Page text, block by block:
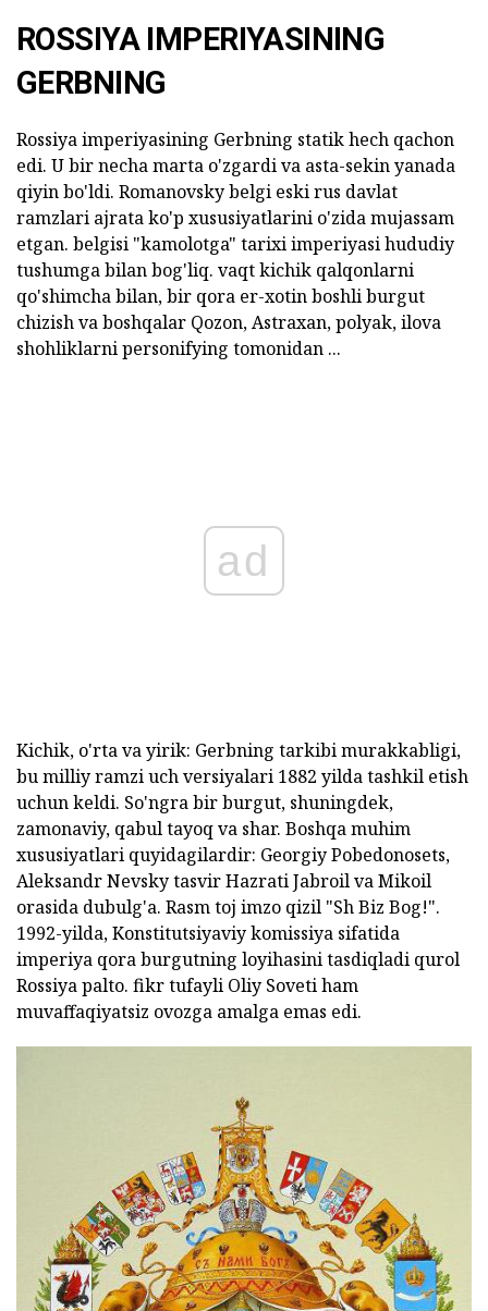
ROSSIYA IMPERIYASINING
GERBNING
Rossiya imperiyasining Gerbning statik hech qachon
edi. U bir necha marta o'zgardi va asta-sekin yanada
qiyin bo'ldi. Romanovsky belgi eski rus davlat
ramzlari ajrata ko'p xususiyatlarini o'zida mujassam
etgan. belgisi "kamolotga" tarixi imperiyasi hududiy
tushumga bilan bog'liq. vaqt kichik qalqonlarni
qo'shimcha bilan, bir qora er-xotin boshli burgut
chizish va boshqalar Qozon, Astraxan, polyak, ilova
shohliklarni personifying tomonidan ...
ad
Kichik, o'rta va yirik: Gerbning tarkibi murakkabligi,
bu milliy ramzi uch versiyalari 1882 yilda tashkil etish
uchun keldi. So'ngra bir burgut, shuningdek,
zamonaviy, qabul tayoq va shar. Boshqa muhim
xususiyatlari quyidagilardir: Georgiy Pobedonosets,
Aleksandr Nevsky tasvir Hazrati Jabroil va Mikoil
orasida dubulg'a. Rasm toj imzo qizil "Sh Biz Bog!".
1992-yilda, Konstitutsiyaviy komissiya sifatida
imperiya qora burgutning loyihasini tasdiqladi qurol
Rossiya palto. fikr tufayli Oliy Soveti ham
muvaffaqiyatsiz ovozga amalga emas edi.